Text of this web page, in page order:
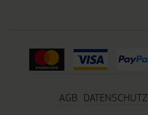
AGB DATENSCHUTZ